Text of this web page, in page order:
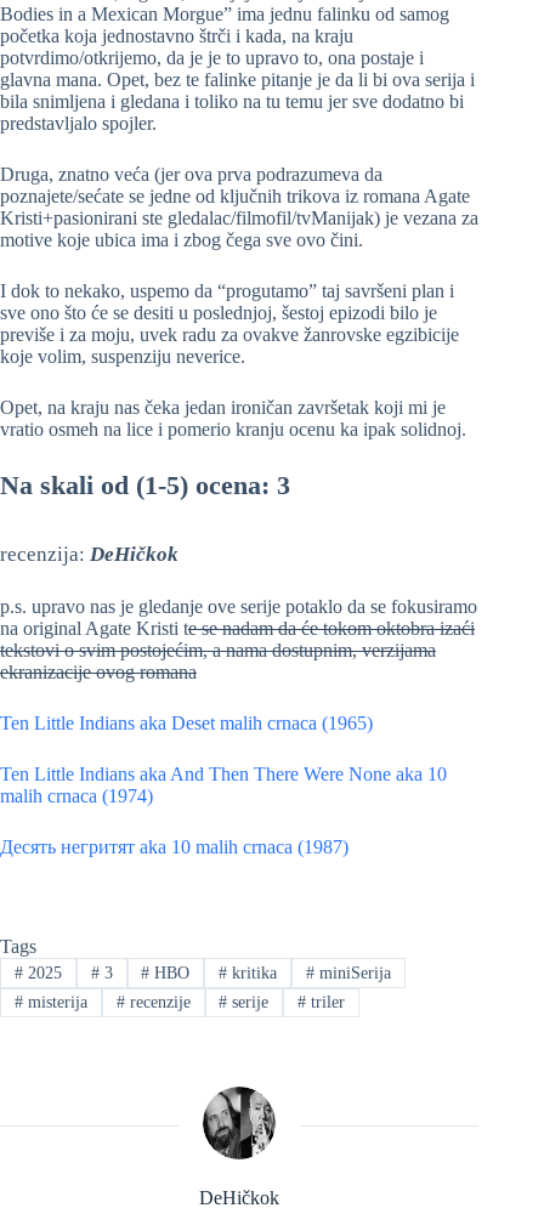
Bodies in a Mexican Morgue” ima jednu falinku od samog
početka koja jednostavno štrči i kada, na kraju
potvrdimo/otkrijemo, da je je to upravo to, ona postaje i
glavna mana. Opet, bez te falinke pitanje je da li bi ova serija i
bila snimljena i gledana i toliko na tu temu jer sve dodatno bi
predstavljalo spojler.
Druga, znatno veća (jer ova prva podrazumeva da
poznajete/sećate se jedne od ključnih trikova iz romana Agate
Kristi+pasionirani ste gledalac/filmofil/tvManijak) je vezana za
motive koje ubica ima i zbog čega sve ovo čini.
I dok to nekako, uspemo da “progutamo” taj savršeni plan i
sve ono što će se desiti u poslednjoj, šestoj epizodi bilo je
previše i za moju, uvek radu za ovakve žanrovske egzibicije
koje volim, suspenziju neverice.
Opet, na kraju nas čeka jedan ironičan završetak koji mi je
vratio osmeh na lice i pomerio kranju ocenu ka ipak solidnoj.
Na skali od (1-5) ocena: 3
recenzija: DeHičkok
p.s. upravo nas je gledanje ove serije potaklo da se fokusiramo
na original Agate Kristi te se nadam da će tokom oktobra izaći
tekstovi o svim postojećim, a nama dostupnim, verzijama
ekranizacije ovog romana
Ten Little Indians aka Deset malih crnaca (1965)
Ten Little Indians aka And Then There Were None aka 10
malih crnaca (1974)
Десять негритят aka 10 malih crnaca (1987)
Tags
#2025 #3 # HBO # kritika # miniSerija
#misterija #recenzije # serije # triler
DeHičkok